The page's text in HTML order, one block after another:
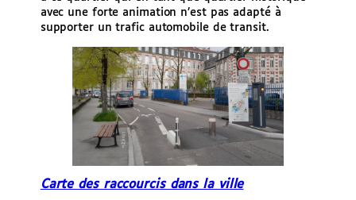
avec une forte animation n’est pas adapté à
supporter un trafic automobile de transit.
Carte des raccourcis dans la ville